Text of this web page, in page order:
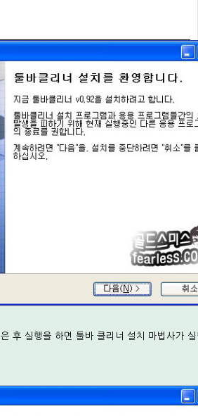
후 실행을 하면 툴바 클리너 설치 마법사가